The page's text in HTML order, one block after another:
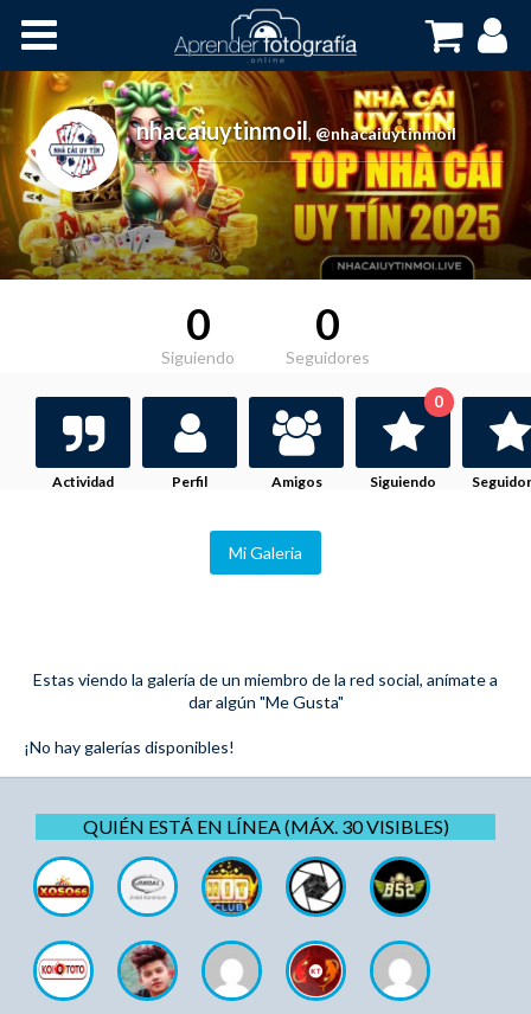
Cursos OnLine
nhacaiuytinmoil, @nhacaiuytinmoil
0
Siguiendo
0
Seguidores
Actividad Perfil Amigos Siguiendo
0
Mi Galeria
Estas viendo la galería de un miembro de la red social, anímate a
dar algún "Me Gusta"
¡No hay galerías disponibles!
QUIÉN ESTÁ EN LÍNEA (MÁX. 30 VISIBLES)